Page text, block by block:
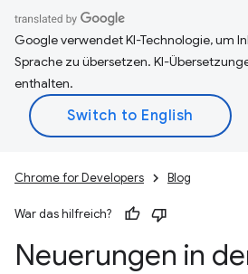
Google verwendet KI-Technologie, um
Sprache zu übersetzen. KI-
enthalten.
Chrome for Developers Blog
War das hilfreich?
Neuerungen in